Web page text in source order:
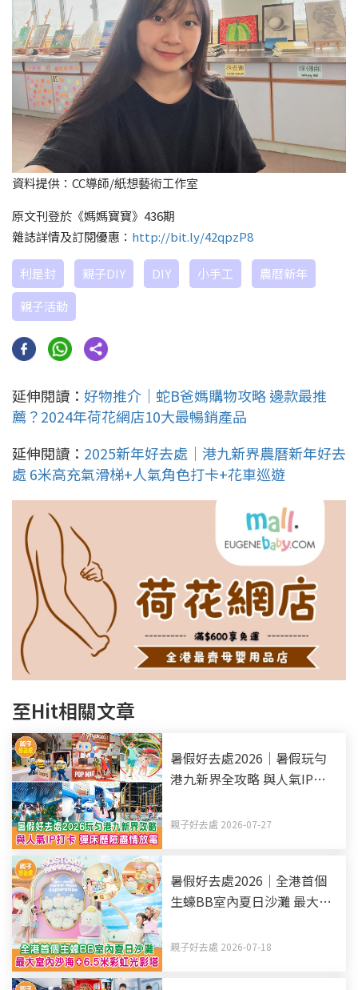
資料提供：CC導師/紙想藝術工作室
原文刊登於《媽媽寶寶》436期
雜誌詳情及訂閱優惠： http://bit.ly/42qpzP8
利是封 親子DIY DIY 小手工
農曆新年
親子活動
延伸閱讀： 好物推介｜蛇B爸媽購物攻略 邊款最推
薦？2024年荷花網店10大最暢銷產品
延伸閱讀： 2025新年好去處｜港九新界農曆新年好去
處 6米高充氣滑梯+人氣角色打卡+花車巡遊
至Hit相關文章
暑假好去處2026｜暑假玩勻
港九新界全攻略 與人氣IP打
更新）
親子好去處 2026-07-27
暑假好去處2026｜全港首個
生蠔BB室內夏日沙灘 最大室
親子好去處 2026-07-18